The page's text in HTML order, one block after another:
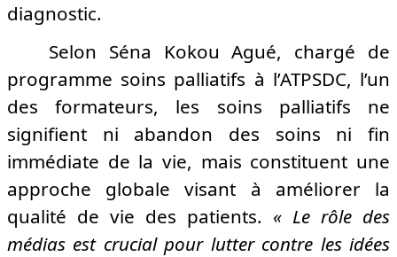
diagnostic.
Selon Séna Kokou Agué, chargé de
programme soins palliatifs à l’ATPSDC, l’un
des formateurs, les soins palliatifs ne
signifient ni abandon des soins ni fin
immédiate de la vie, mais constituent une
approche globale visant à améliorer la
qualité de vie des patients. « Le rôle des
médias est crucial pour lutter contre les idées